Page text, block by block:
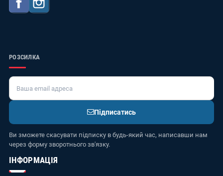
Facebook
РОЗСИЛКА
Підписатись
Ви зможете скасувати підписку в будь-який час, написавши нам
через форму зворотнього зв'язку.
ІНФОРМАЦІЯ